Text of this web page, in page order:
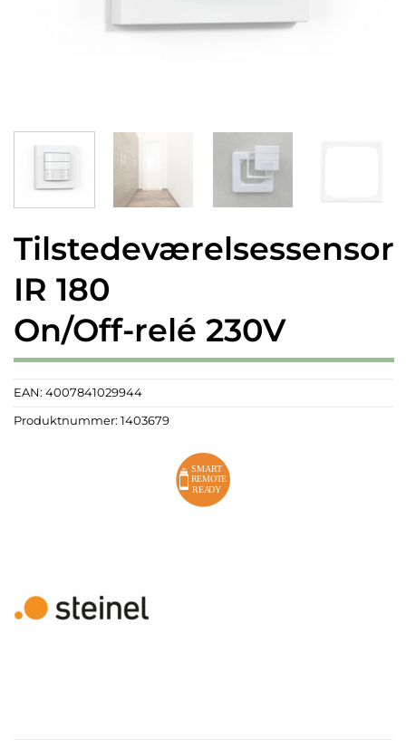
Tilstedeværelsessensor
IR 180
On/Off-relé 230V
EAN: 4007841029944
Produktnummer: 1403679